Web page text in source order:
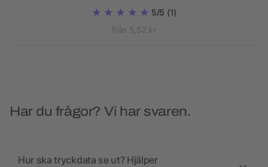
5/5 (1)
från 5,52 kr
Har du frågor? Vi har svaren.
Hur ska tryckdata se ut? Hjälper